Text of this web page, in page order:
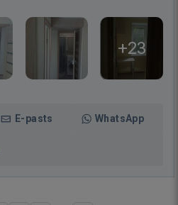
+23
E-pasts WhatsApp